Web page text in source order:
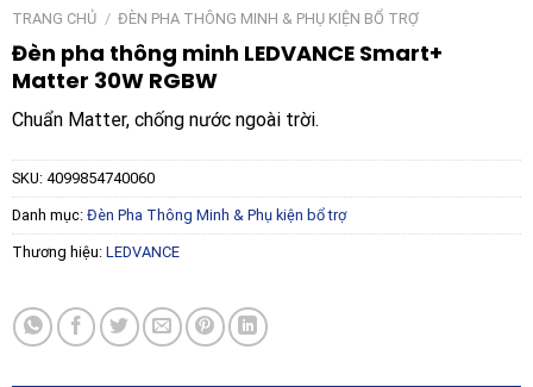
TRANG CHỦ / ĐÈN PHA THÔNG MINH & PHỤ KIỆN BỔ TRỢ
Đèn pha thông minh LEDVANCE Smart+
Matter 30W RGBW
Chuẩn Matter, chống nước ngoài trời.
SKU: 4099854740060
Danh mục: Đèn Pha Thông Minh & Phụ kiện bổ trợ
Thương hiệu: LEDVANCE